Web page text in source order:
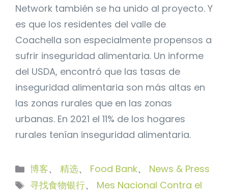
Network también se ha unido al proyecto. Y
es que los residentes del valle de
Coachella son especialmente propensos a
sufrir inseguridad alimentaria. Un informe
del USDA, encontró que las tasas de
inseguridad alimentaria son más altas en
las zonas rurales que en las zonas
urbanas. En 2021 el 11% de los hogares
rurales tenían inseguridad alimentaria.
分
类
博客、 精选、 Food Bank、 News & Press
标
寻找食物银行、 Mes Nacional Contra el